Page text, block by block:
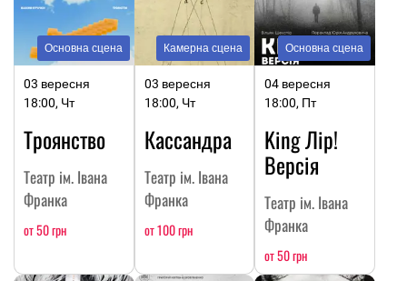
Основна сцена
03 вересня
18:00, Чт
Троянство
Театр ім. Івана
Франка
от 50 грн
Камерна сцена
03 вересня
18:00, Чт
Кассандра
Театр ім. Івана
Франка
от 100 грн
Основна сцена
04 вересня
18:00, Пт
King Лір!
Версія
Театр ім. Івана
Франка
от 50 грн